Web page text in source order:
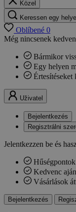
Közel
Keressen egy
Oblíbené 0
Még nincsenek
Bármikor
Egy helyen
Értesítéseket
Uživatel
Bejelentkezés
Regisztrálni
Jelentkezzen be és
Kedvenc
Vásárlások
Bejelentkezés